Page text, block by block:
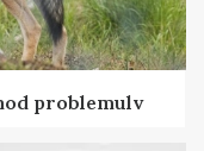
problemulv